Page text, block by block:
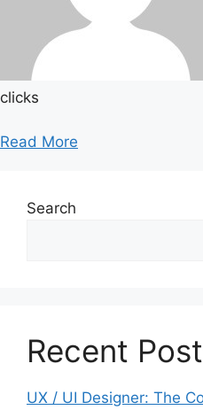
clicks
Read More
Search
Recent
UX / UI Designer: The